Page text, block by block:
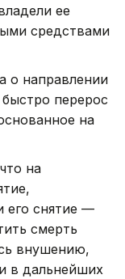
ее
средствами
о направлении
перерос
на
на
его снятие —
смерть
внушению,
в дальнейших